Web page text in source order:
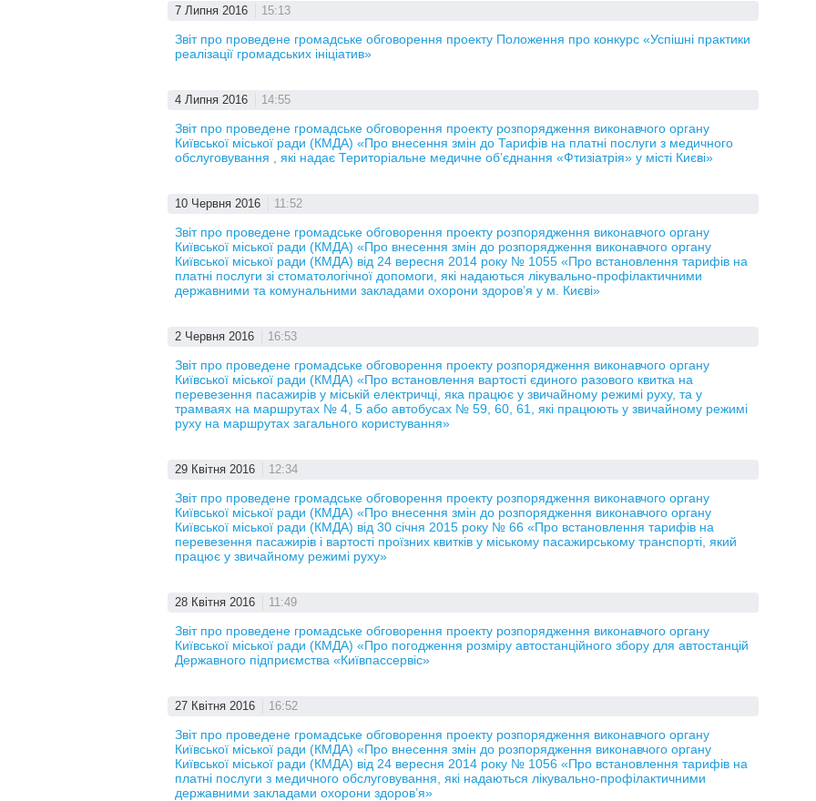
7 Липня 2016 15:13
Звіт про проведене громадське обговорення проекту Положення про конкурс «Успішні практики
реалізації громадських ініціатив»
4 Липня 2016 14:55
Звіт про проведене громадське обговорення проекту розпорядження виконавчого органу
Київської міської ради (КМДА) «Про внесення змін до Тарифів на платні послуги з медичного
обслуговування , які надає Територіальне медичне об’єднання «Фтизіатрія» у місті Києві»
10 Червня 2016 11:52
Звіт про проведене громадське обговорення проекту розпорядження виконавчого органу
Київської міської ради (КМДА) «Про внесення змін до розпорядження виконавчого органу
Київської міської ради (КМДА) від 24 вересня 2014 року № 1055 «Про встановлення тарифів на
платні послуги зі стоматологічної допомоги, які надаються лікувально-профілактичними
державними та комунальними закладами охорони здоров’я у м. Києві»
2 Червня 2016 16:53
Звіт про проведене громадське обговорення проекту розпорядження виконавчого органу
Київської міської ради (КМДА) «Про встановлення вартості єдиного разового квитка на
перевезення пасажирів у міській електричці, яка працює у звичайному режимі руху, та у
трамваях на маршрутах № 4, 5 або автобусах № 59, 60, 61, які працюють у звичайному режимі
руху на маршрутах загального користування»
29 Квітня 2016 12:34
Звіт про проведене громадське обговорення проекту розпорядження виконавчого органу
Київської міської ради (КМДА) «Про внесення змін до розпорядження виконавчого органу
Київської міської ради (КМДА) від 30 січня 2015 року № 66 «Про встановлення тарифів на
перевезення пасажирів і вартості проїзних квитків у міському пасажирському транспорті, який
працює у звичайному режимі руху»
28 Квітня 2016 11:49
Звіт про проведене громадське обговорення проекту розпорядження виконавчого органу
Київської міської ради (КМДА) «Про погодження розміру автостанційного збору для автостанцій
Державного підприємства «Київпассервіс»
27 Квітня 2016 16:52
Звіт про проведене громадське обговорення проекту розпорядження виконавчого органу
Київської міської ради (КМДА) «Про внесення змін до розпорядження виконавчого органу
Київської міської ради (КМДА) від 24 вересня 2014 року № 1056 «Про встановлення тарифів на
платні послуги з медичного обслуговування, які надаються лікувально-профілактичними
державними закладами охорони здоров’я»